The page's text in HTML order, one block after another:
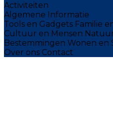
Activiteiten
Algemene Informatie
Tools en Gadgets Familie
Cultuur en Mensen
Bestemmingen Wonen en
Over ons Contact